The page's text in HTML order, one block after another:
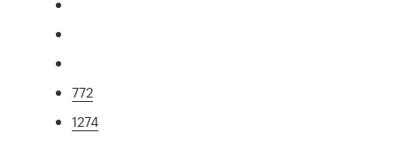
772
1274